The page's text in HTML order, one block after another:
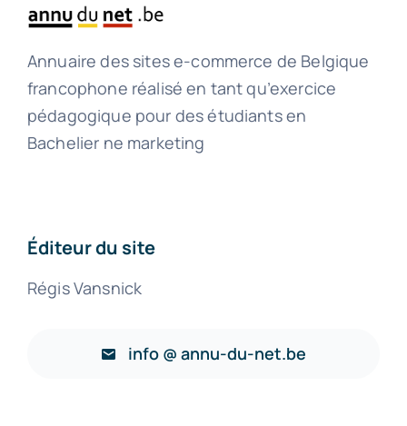
Annuaire des sites e-commerce de Belgique
francophone réalisé en tant qu’exercice
pédagogique pour des étudiants en
Bachelier ne marketing
Éditeur du site
Régis Vansnick
info @ annu-du-net.be